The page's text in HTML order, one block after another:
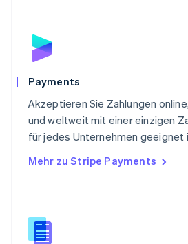
Payments
Akzeptieren Sie Zahlungen
und weltweit mit einer einzigen
für jedes Unternehmen geeignet
Mehr zu Stripe Payments
Schweden
Deutsch
Singapur
English 简体中文
Slowakei
English
Slowenien
English
Spanien